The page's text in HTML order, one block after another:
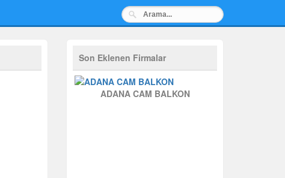
Son Eklenen Firmalar
ADANA CAM BALKON